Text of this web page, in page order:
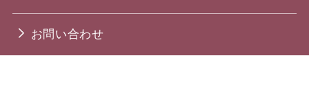
お問い合わせ